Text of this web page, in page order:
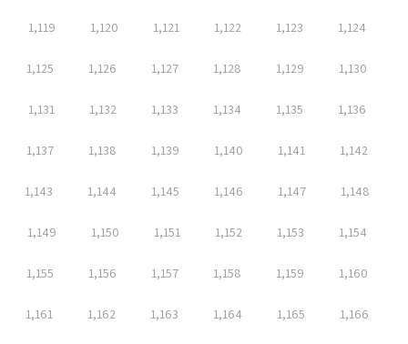
1,119 1,120 1,121 1,122 1,123 1,124
1,125 1,126 1,127 1,128 1,129 1,130
1,131 1,132 1,133 1,134 1,135 1,136
1,137 1,138 1,139 1,140 1,141 1,142
1,143 1,144 1,145 1,146 1,147 1,148
1,149 1,150 1,151 1,152 1,153 1,154
1,155 1,156 1,157 1,158 1,159 1,160
1,161 1,162 1,163 1,164 1,165 1,166